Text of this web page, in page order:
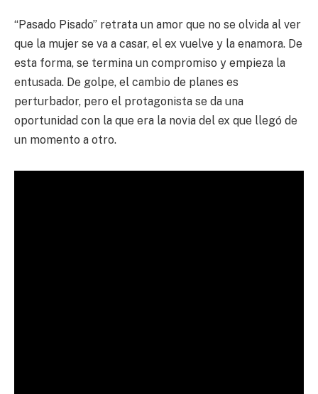
“Pasado Pisado” retrata un amor que no se olvida al ver
que la mujer se va a casar, el ex vuelve y la enamora. De
esta forma, se termina un compromiso y empieza la
entusada. De golpe, el cambio de planes es
perturbador, pero el protagonista se da una
oportunidad con la que era la novia del ex que llegó de
un momento a otro.